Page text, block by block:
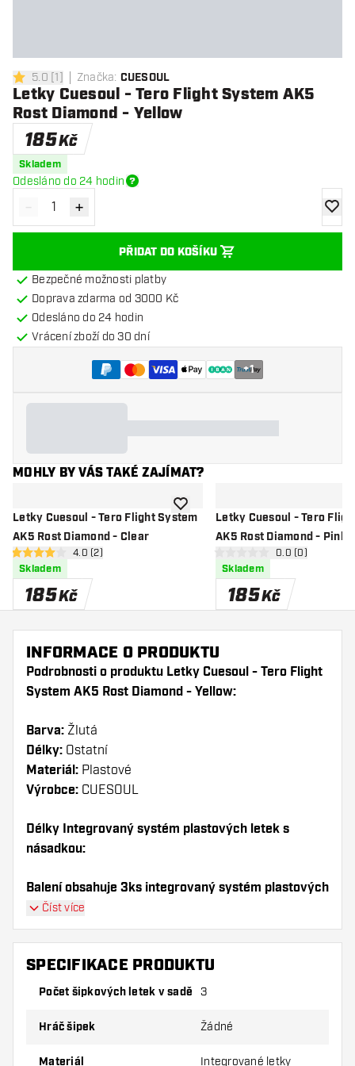
5 hodnoticí hvězdičky
5.0 [1] Značka: CUESOUL
Letky Cuesoul - Tero Flight System AK5
Rost Diamond - Yellow
185Kč
Skladem
Odesláno do 24 hodin
Snížit množství
- Zvýšit množství
+
PŘIDAT DO KOŠÍKU
Bezpečné možnosti platby
Doprava zdarma od 3000 Kč
Odesláno do 24 hodin
Vrácení zboží do 30 dní
+1
MOHLY BY VÁS TAKÉ ZAJÍMAT?
Letky Cuesoul - Tero Flight System
AK5 Rost Diamond - Clear
otevřít panel recenzí
4 hodnoticí hvězdičky
4.0 (2)
Skladem
185Kč
Přidat do seznamu přání
Letky Cuesoul - Tero
AK5 Rost Diamond - Pink
otevřít panel
0 hodnoticí hvězdičky
0.0 (0)
Skladem
185Kč
INFORMACE O PRODUKTU
Podrobnosti o produktu Letky Cuesoul - Tero Flight
System AK5 Rost Diamond - Yellow:
Barva: Žlutá
Délky: Ostatní
Materiál: Plastové
Výrobce: CUESOUL
Délky Integrovaný systém plastových letek s
násadkou:
Balení obsahuje 3ks integrovaný systém plastových
letek s násadkou (1sada).
Dartshopper tip!
násadky. Ty se mohou používáním poškodit
nebo zlomit.
Vyzkoušejte jiný tvar, materiál nebo tloušťku
Číst více
SPECIFIKACE PRODUKTU
Počet šipkových letek v sadě 3
Hráč šipek Žádné
Materiál Integrované letky